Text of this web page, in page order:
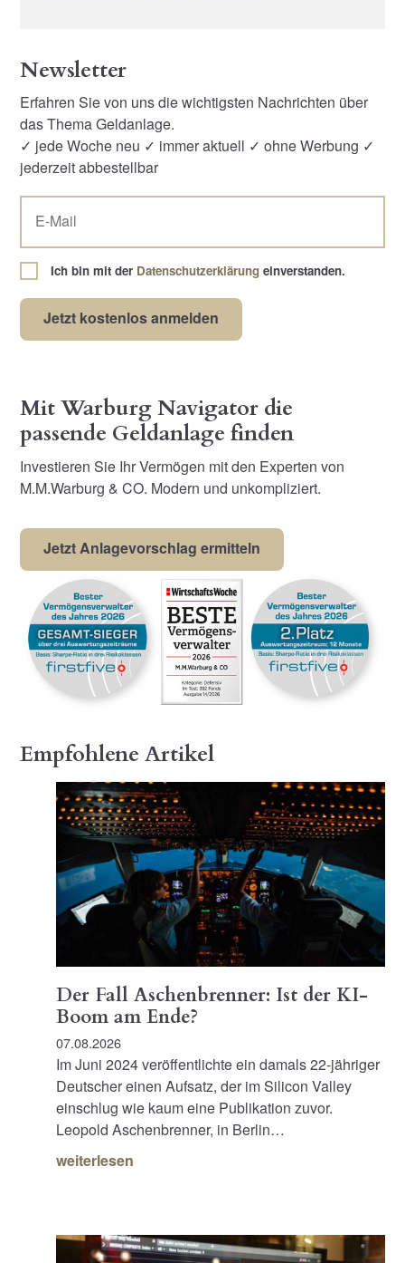
Newsletter
Erfahren Sie von uns die wichtigsten Nachrichten über
das Thema Geldanlage.
✓ jede Woche neu ✓ immer aktuell ✓ ohne Werbung ✓
jederzeit abbestellbar
Ich bin mit der Datenschutzerklärung einverstanden.
Mit Warburg Navigator die
passende Geldanlage finden
Investieren Sie Ihr Vermögen mit den Experten von
M.M.Warburg & CO. Modern und unkompliziert.
Jetzt Anlagevorschlag ermitteln
Empfohlene Artikel
Der Fall Aschenbrenner: Ist der KI-
Boom am Ende?
07.08.2026
Im Juni 2024 veröffentlichte ein damals 22-jähriger
Deutscher einen Aufsatz, der im Silicon Valley
einschlug wie kaum eine Publikation zuvor.
Leopold Aschenbrenner, in Berlin…
weiterlesen